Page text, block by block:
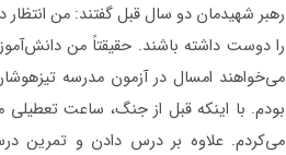
رهبر شهیدمان دو سال قبل گفتند: من انتظار
را دوست داشته باشند. حقیقتاً من
می‌خواهند امسال در آزمون مدرسه
می‌کردم. علاوه بر درس دادن و تمرین